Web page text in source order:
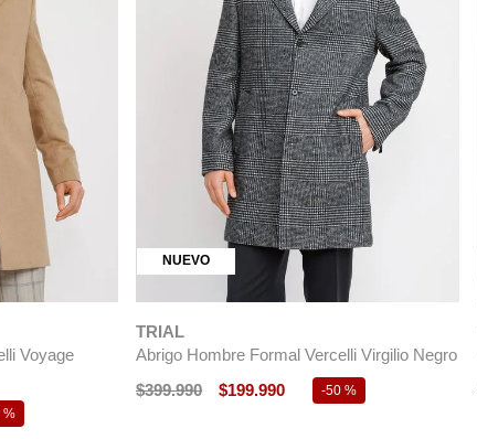
Voyage
%
NUEVO
TRIAL
Abrigo Hombre Formal Vercelli Virgilio Negro
$399.990 $199.990 -50 %